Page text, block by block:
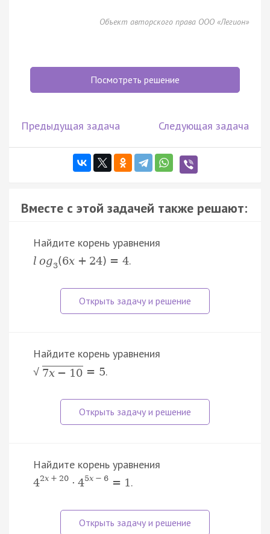
Объект авторского права ООО «Легион»
Посмотреть решение
Предыдущая задача Следующая задача
Вместе с этой задачей также решают:
Найдите корень уравнения
l og3(6x + 24) = 4.
Найдите корень уравнения
√ 7x − 10 = 5.
Найдите корень уравнения
42x + 20 · 45x − 6 = 1 .